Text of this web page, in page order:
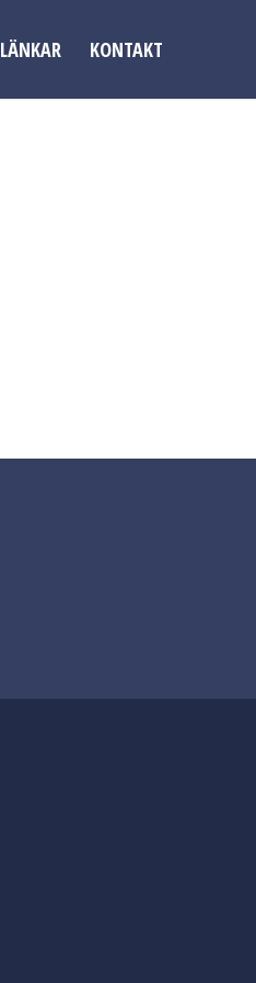
LÄNKAR KONTAKT